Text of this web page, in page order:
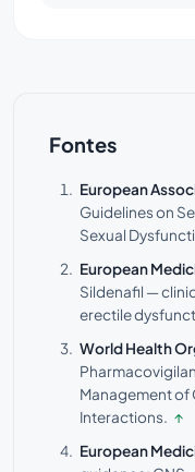
Fontes
European
Guidelines on
Sexual
European
Sildenafil —
erectile
World Health
Management of
Interactions. ↑
European